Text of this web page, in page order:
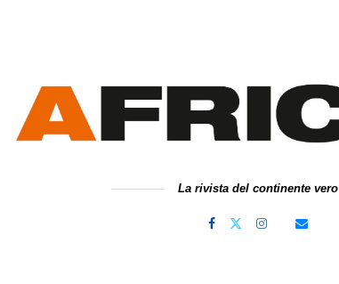
La rivista del continente vero